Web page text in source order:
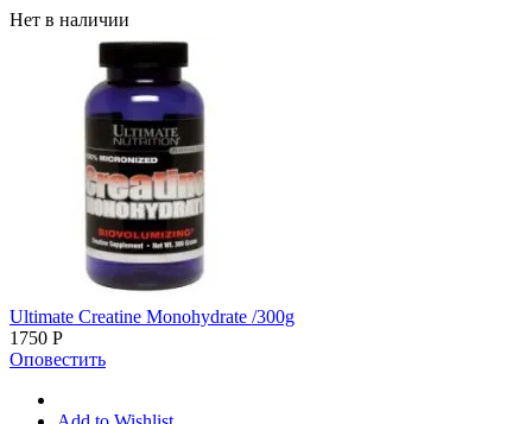
Нет в наличии
Ultimate Creatine Monohydrate /300g
1750 Р
Оповестить